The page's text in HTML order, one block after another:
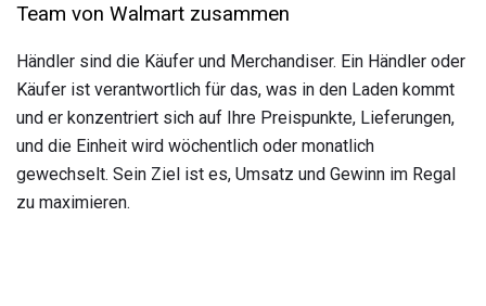
Team von Walmart zusammen
Händler sind die Käufer und Merchandiser. Ein Händler oder
Käufer ist verantwortlich für das, was in den Laden kommt
und er konzentriert sich auf Ihre Preispunkte, Lieferungen,
und die Einheit wird wöchentlich oder monatlich
gewechselt. Sein Ziel ist es, Umsatz und Gewinn im Regal
zu maximieren.